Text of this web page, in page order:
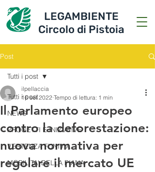
LEGAMBIENTE
Circolo di Pistoia
Post
Tutti i post
NEWS
PROGETTI E INIZIATIVE
VERTENZA FUNIVIA
MOBILITA' DELLA PIANA
Tutti i post
Il Parlamento europeo
contro la deforestazione:
nuova normativa per
regolare il mercato UE
ilpellaccia
16 set 2022 Tempo di lettura: 1 min